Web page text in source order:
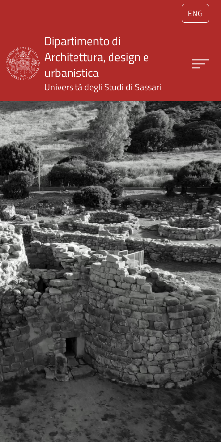
Salta al contenuto principale
ENG
Dipartimento di
Architettura, design e
urbanistica
Università degli Studi di Sassari